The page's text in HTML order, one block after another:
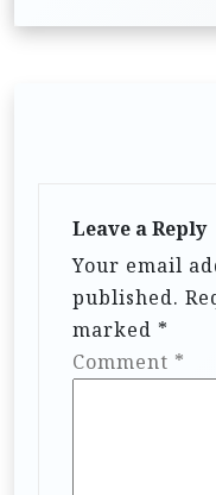
Leave a Reply
Your email
published.
marked *
Comment *